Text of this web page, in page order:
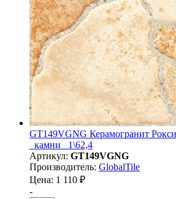
GT149VGNG Керамогранит
_камни_ 1\62,4
Артикул: GT149VGNG
Производитель: GlobalTile
Цена: 1 110 ₽
-